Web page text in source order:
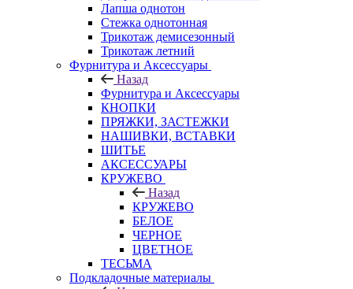
Лапша однотон
Стежка однотонная
Трикотаж демисезонный
Трикотаж летний
Фурнитура и Аксессуары
Назад
Фурнитура и Аксессуары
КНОПКИ
ПРЯЖКИ, ЗАСТЕЖКИ
НАШИВКИ, ВСТАВКИ
ШИТЬЕ
АКСЕССУАРЫ
КРУЖЕВО
Назад
КРУЖЕВО
БЕЛОЕ
ЧЕРНОЕ
ЦВЕТНОЕ
ТЕСЬМА
Подкладочные материалы